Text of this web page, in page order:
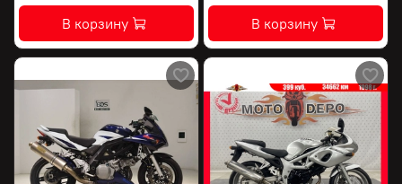
В корзину В корзину